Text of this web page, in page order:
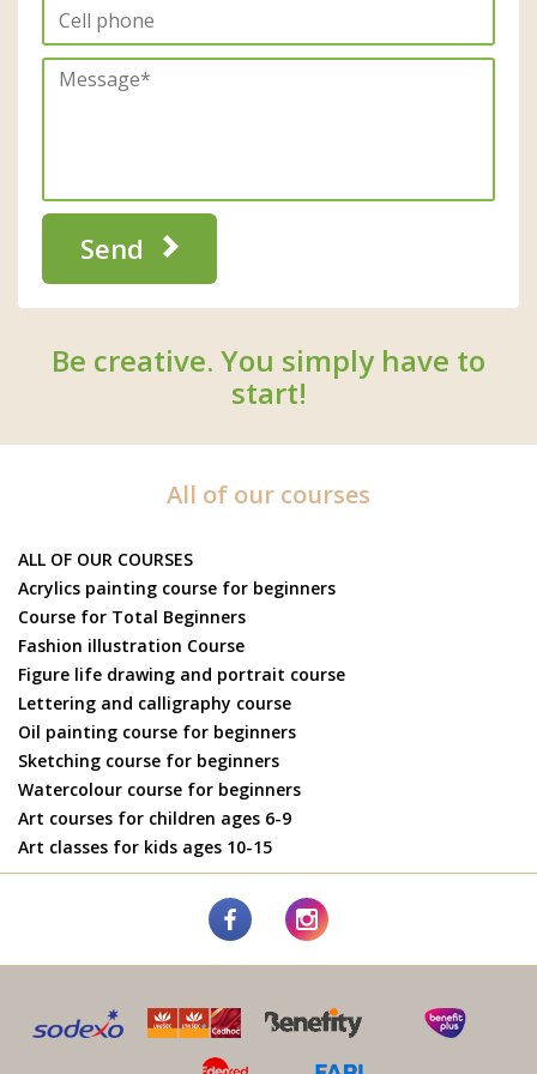
Send
Be creative. You simply have to
start!
All of our courses
ALL OF OUR COURSES
Acrylics painting course for beginners
Course for Total Beginners
Fashion illustration Course
Figure life drawing and portrait course
Lettering and calligraphy course
Oil painting course for beginners
Sketching course for beginners
Watercolour course for beginners
Art courses for children ages 6-9
Art classes for kids ages 10-15